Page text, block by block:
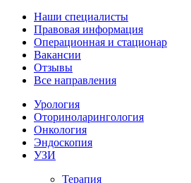
Наши специалисты
Правовая информация
Операционная и стационар
Вакансии
Отзывы
Все направления
Урология
Оториноларингология
Онкология
Эндоскопия
УЗИ
Терапия